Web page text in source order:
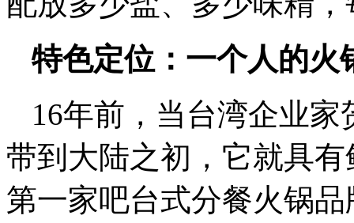
特色定位：一个人的火
16年前，当台湾企业
带到大陆之初，它就具
第一家吧台式分餐火锅